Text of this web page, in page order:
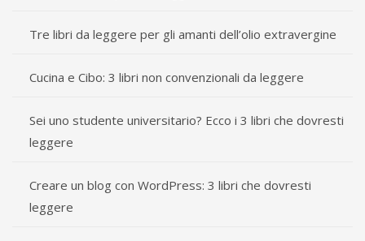
Tre libri da leggere per gli amanti dell’olio extravergine
Cucina e Cibo: 3 libri non convenzionali da leggere
Sei uno studente universitario? Ecco i 3 libri che dovresti
leggere
Creare un blog con WordPress: 3 libri che dovresti
leggere